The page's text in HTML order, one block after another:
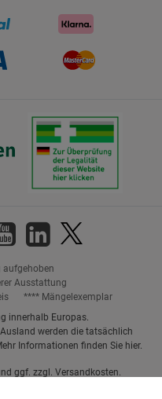
aufgehoben
Ausstattung
**** Mängelexemplar
innerhalb Europas.
werden die tatsächlich
Informationen finden Sie hier.
ggf. zzgl. Versandkosten.